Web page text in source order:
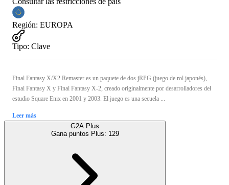
Región: EUROPA
Tipo: Clave
Final Fantasy X/X2 Remaster es un paquete de dos jRPG (juego de rol japonés),
Final Fantasy X y Final Fantasy X-2, creado originalmente por desarrolladores del
estudio Square Enix en 2001 y 2003. El juego es una secuela ...
Leer más
G2A Plus
Gana puntos Plus: 129